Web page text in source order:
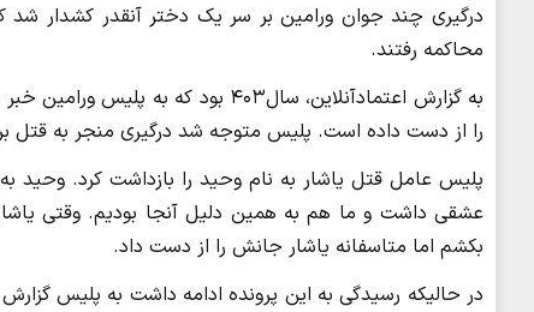
درگیری چند جوان ورامین بر سر یک دختر آنقدر کشدار
محاکمه رفتند.
به گزارش اعتمادآنلاین، سال۴۰۳
را از دست داده است. پلیس متوجه شد درگیری منجر به قتل
پلیس عامل قتل یاشار به نام وحید را بازداشت کرد. وحید
عشقی داشت و ما هم به همین دلیل آنجا بودیم. وقتی
بکشم اما متاسفانه یاشار جانش را از دست داد.
در حالیکه رسیدگی به این پرونده ادامه داشت به پلیس